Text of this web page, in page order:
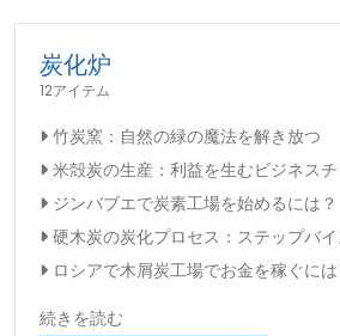
炭化炉
12アイテム
竹炭窯：自然の緑の魔法を解き放つ
米殻炭の生産：利益を生むビジネス
ジンバブエで炭素工場を始めるには？
硬木炭の炭化プロセス：ステップバ
ロシアで木屑炭工場でお金を稼ぐには
続きを読む